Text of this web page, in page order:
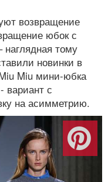
возвращение
юбок с
наглядная тому
новинки в
Miu мини-юбка
вариант с
на асимметрию.